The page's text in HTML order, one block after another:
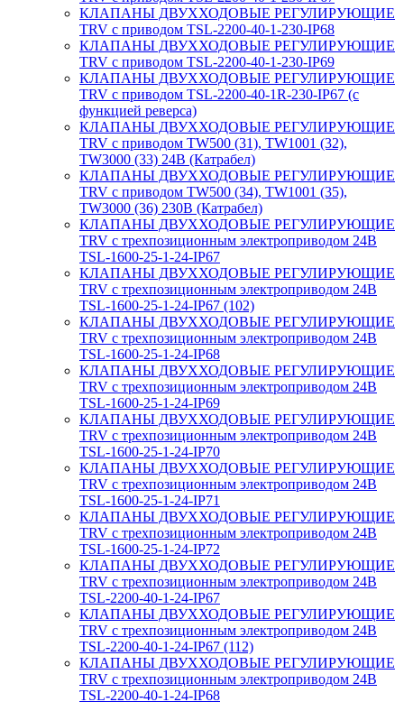
КЛАПАНЫ ДВУХХОДОВЫЕ РЕГУЛИРУЮЩИЕ
TRV с приводом TSL-2200-40-1-230-IP68
КЛАПАНЫ ДВУХХОДОВЫЕ РЕГУЛИРУЮЩИЕ
TRV с приводом TSL-2200-40-1-230-IP69
КЛАПАНЫ ДВУХХОДОВЫЕ РЕГУЛИРУЮЩИЕ
TRV с приводом TSL-2200-40-1R-230-IP67 (с
функцией реверса)
КЛАПАНЫ ДВУХХОДОВЫЕ РЕГУЛИРУЮЩИЕ
TRV с приводом TW500 (31), TW1001 (32),
TW3000 (33) 24В (Катрабел)
КЛАПАНЫ ДВУХХОДОВЫЕ РЕГУЛИРУЮЩИЕ
TRV с приводом TW500 (34), TW1001 (35),
TW3000 (36) 230В (Катрабел)
КЛАПАНЫ ДВУХХОДОВЫЕ РЕГУЛИРУЮЩИЕ
TRV с трехпозиционным электроприводом 24В
TSL-1600-25-1-24-IP67
КЛАПАНЫ ДВУХХОДОВЫЕ РЕГУЛИРУЮЩИЕ
TRV с трехпозиционным электроприводом 24В
TSL-1600-25-1-24-IP67 (102)
КЛАПАНЫ ДВУХХОДОВЫЕ РЕГУЛИРУЮЩИЕ
TRV с трехпозиционным электроприводом 24В
TSL-1600-25-1-24-IP68
КЛАПАНЫ ДВУХХОДОВЫЕ РЕГУЛИРУЮЩИЕ
TRV с трехпозиционным электроприводом 24В
TSL-1600-25-1-24-IP69
КЛАПАНЫ ДВУХХОДОВЫЕ РЕГУЛИРУЮЩИЕ
TRV с трехпозиционным электроприводом 24В
TSL-1600-25-1-24-IP70
КЛАПАНЫ ДВУХХОДОВЫЕ РЕГУЛИРУЮЩИЕ
TRV с трехпозиционным электроприводом 24В
TSL-1600-25-1-24-IP71
КЛАПАНЫ ДВУХХОДОВЫЕ РЕГУЛИРУЮЩИЕ
TRV с трехпозиционным электроприводом 24В
TSL-1600-25-1-24-IP72
КЛАПАНЫ ДВУХХОДОВЫЕ РЕГУЛИРУЮЩИЕ
TRV с трехпозиционным электроприводом 24В
TSL-2200-40-1-24-IP67
КЛАПАНЫ ДВУХХОДОВЫЕ РЕГУЛИРУЮЩИЕ
TRV с трехпозиционным электроприводом 24В
TSL-2200-40-1-24-IP67 (112)
КЛАПАНЫ ДВУХХОДОВЫЕ РЕГУЛИРУЮЩИЕ
TRV с трехпозиционным электроприводом 24В
TSL-2200-40-1-24-IP68